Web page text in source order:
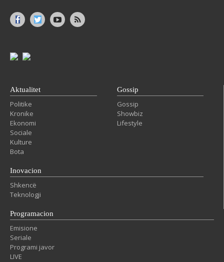
Aktualitet
Politike
Kronike
Ekonomi
Sociale
Kulture
Bota
Gossip
Gossip
Showbiz
Lifestyle
Inovacion
Shkencë
Teknologji
Programacion
Emisione
Seriale
Programi javor
LIVE